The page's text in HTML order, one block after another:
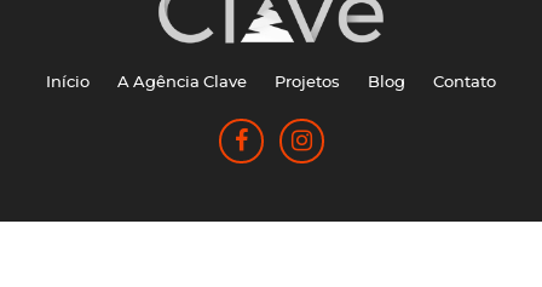
Início A Agência Clave Projetos Blog Contato